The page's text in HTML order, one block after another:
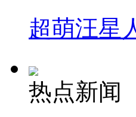
超萌汪星
热点新闻